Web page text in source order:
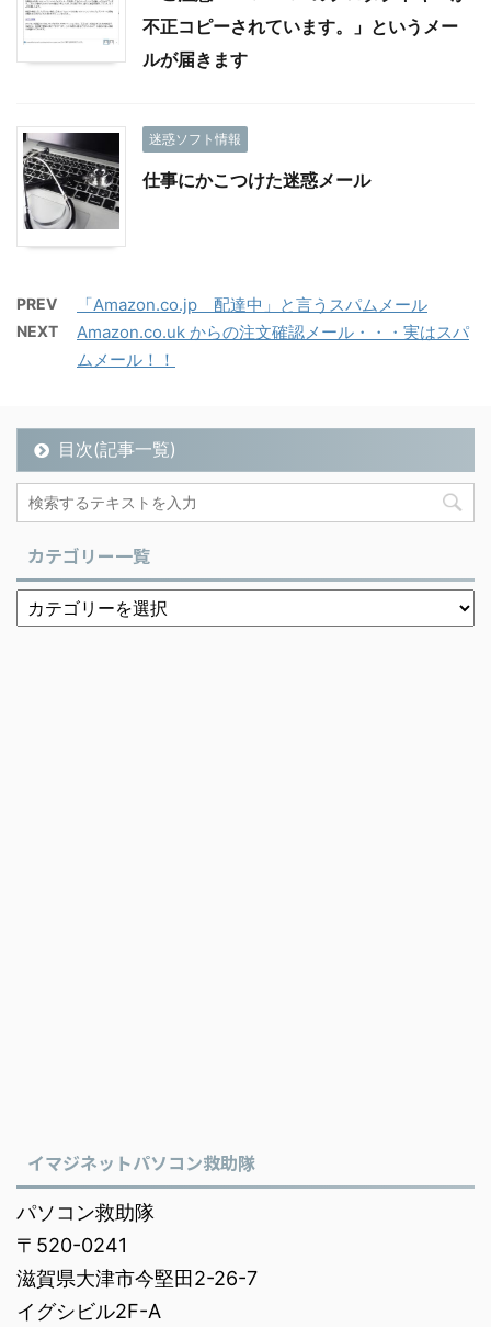
不正コピーされています。」というメー
ルが届きます
迷惑ソフト情報
仕事にかこつけた迷惑メール
PREV 「Amazon.co.jp 配達中」と言うスパムメール
NEXT
Amazon.co.uk からの注文確認メール・・・実はスパ
ムメール！！
目次(記事一覧)
カテゴリー一覧
イマジネットパソコン救助隊
パソコン救助隊
〒520-0241
滋賀県大津市今堅田2-26-7
イグシビル2F-A